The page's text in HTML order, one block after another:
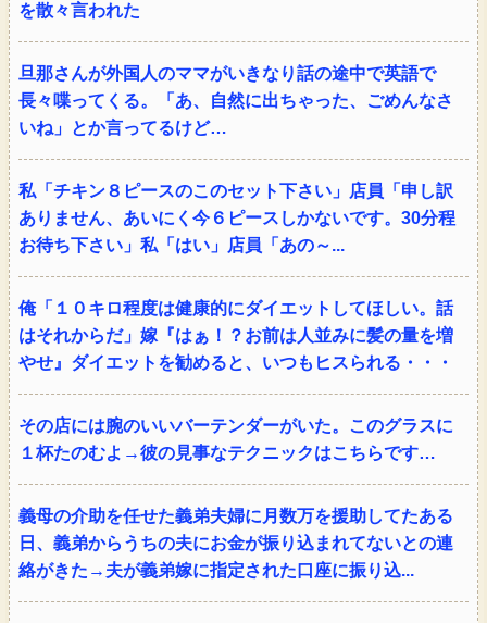
を散々言われた
旦那さんが外国人のママがいきなり話の途中で英語で
長々喋ってくる。「あ、自然に出ちゃった、ごめんなさ
いね」とか言ってるけど…
私「チキン８ピースのこのセット下さい」店員「申し訳
ありません、あいにく今６ピースしかないです。30分程
お待ち下さい」私「はい」店員「あの～...
俺「１０キロ程度は健康的にダイエットしてほしい。話
はそれからだ」嫁『はぁ！？お前は人並みに髪の量を増
やせ』ダイエットを勧めると、いつもヒスられる・・・
その店には腕のいいバーテンダーがいた。このグラスに
１杯たのむよ→彼の見事なテクニックはこちらです…
義母の介助を任せた義弟夫婦に月数万を援助してたある
日、義弟からうちの夫にお金が振り込まれてないとの連
絡がきた→夫が義弟嫁に指定された口座に振り込...